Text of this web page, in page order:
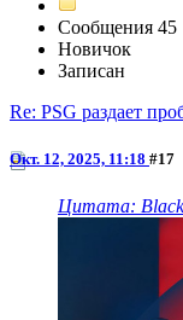
Сообщения 45
Новичок
Записан
Re: PSG раздает
Окт. 12, 2025, 11:18 #17
Цитата: